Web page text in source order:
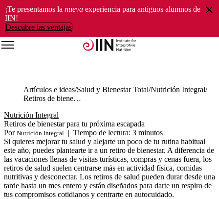
¡Te presentamos la nueva experiencia para antiguos alumnos de
IIN!
Descubre las ventajas
Artículos e ideas Salud y Bienestar Total Nutrición Integral
Retiros de bienestar para tu próxima escapada
Nutrición Integral
Retiros de bienestar para tu próxima escapada
Por Nutrición Integral | Tiempo de lectura: 3 minutos
Si quieres mejorar tu salud y alejarte un poco de tu rutina habitual
este año, puedes plantearte ir a un retiro de bienestar. A diferencia de
las vacaciones llenas de visitas turísticas, compras y cenas fuera, los
retiros de salud suelen centrarse más en actividad física, comidas
nutritivas y desconectar. Los retiros de salud pueden durar desde una
tarde hasta un mes entero y están diseñados para darte un respiro de
tus compromisos cotidianos y centrarte en autocuidado.